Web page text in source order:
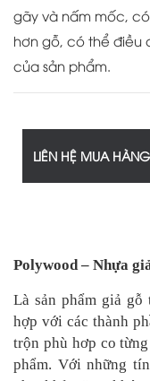
gãy và nấm mốc,
hơn gỗ, có thể điều
của sản phẩm.
LIÊN HỆ MUA HÀNG
Polywood – Nhựa
Là sản phẩm giả
hợp với các thành
trộn phù hơp co
phẩm. Với những